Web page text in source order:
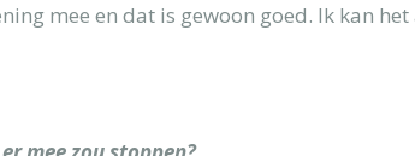
mee en dat is gewoon goed. Ik kan het